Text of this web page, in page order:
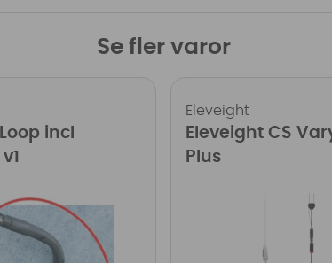
Se fler varor
incl
Eleveight
Eleveight CS
Plus